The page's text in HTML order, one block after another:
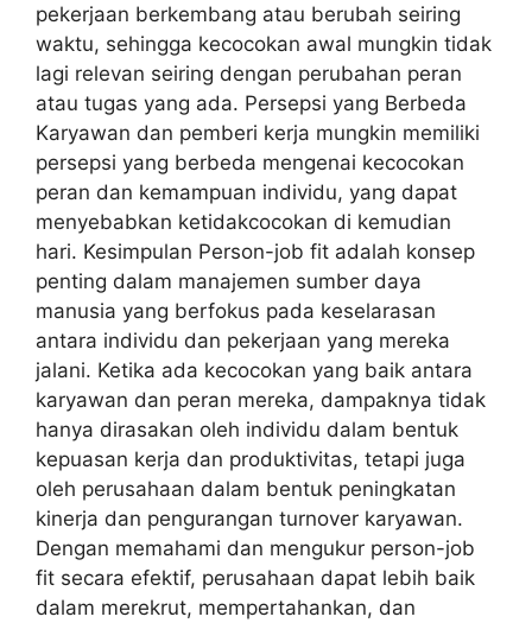
pekerjaan berkembang atau berubah seiring
waktu, sehingga kecocokan awal mungkin tidak
lagi relevan seiring dengan perubahan peran
atau tugas yang ada. Persepsi yang Berbeda
Karyawan dan pemberi kerja mungkin memiliki
persepsi yang berbeda mengenai kecocokan
peran dan kemampuan individu, yang dapat
menyebabkan ketidakcocokan di kemudian
hari. Kesimpulan Person-job fit adalah konsep
penting dalam manajemen sumber daya
manusia yang berfokus pada keselarasan
antara individu dan pekerjaan yang mereka
jalani. Ketika ada kecocokan yang baik antara
karyawan dan peran mereka, dampaknya tidak
hanya dirasakan oleh individu dalam bentuk
kepuasan kerja dan produktivitas, tetapi juga
oleh perusahaan dalam bentuk peningkatan
kinerja dan pengurangan turnover karyawan.
Dengan memahami dan mengukur person-job
fit secara efektif, perusahaan dapat lebih baik
dalam merekrut, mempertahankan, dan